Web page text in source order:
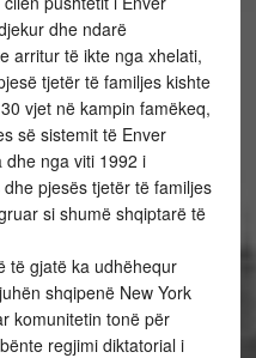
dhe ndarë
arritur të ikte nga xhelati,
tjetër të familjes kishte
vjet në kampin famëkeq,
së sistemit të Enver
dhe nga viti 1992 i
pjesës tjetër të familjes
si shumë shqiptarë të
të gjatë ka udhëhequr
shqipenë New York
komunitetin tonë për
regjimi diktatorial i